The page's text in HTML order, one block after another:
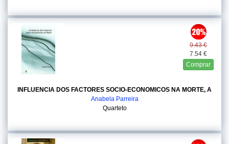
9.43 €
7.54 €
Comprar
INFLUENCIA DOS FACTORES SOCIO-ECONOMICOS NA MORTE, A
Anabela Parreira
Quarteto